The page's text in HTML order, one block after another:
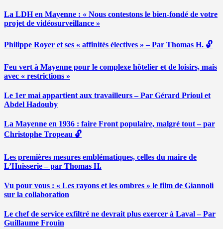
La LDH en Mayenne : « Nous contestons le bien-fondé de votre
projet de vidéosurveillance »
Philippe Royer et ses « affinités électives » – Par Thomas H. 🔓
Feu vert à Mayenne pour le complexe hôtelier et de loisirs, mais
avec « restrictions »
Le 1er mai appartient aux travailleurs – Par Gérard Prioul et
Abdel Hadouby
La Mayenne en 1936 : faire Front populaire, malgré tout – par
Christophe Tropeau 🔓
Les premières mesures emblématiques, celles du maire de
L’Huisserie – par Thomas H.
Vu pour vous : « Les rayons et les ombres » le film de Giannoli
sur la collaboration
Le chef de service exfiltré ne devrait plus exercer à Laval – Par
Guillaume Frouin